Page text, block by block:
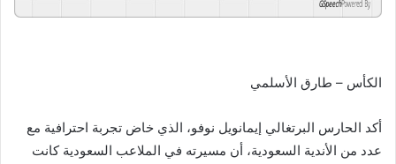
Powered By
GSpeech
الكأس – طارق الأسلمي
أكد الحارس البرتغالي إيمانويل نوفو، الذي خاض تجربة احترافية مع
عدد من الأندية السعودية، أن مسيرته في الملاعب السعودية كانت